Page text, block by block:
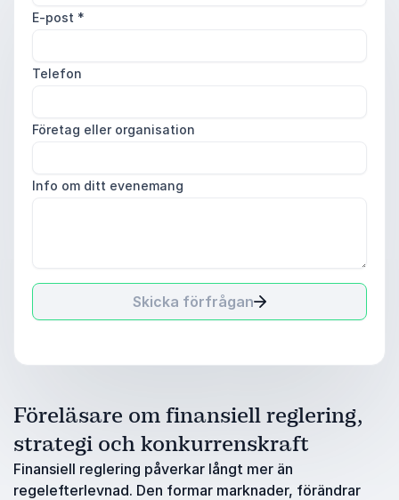
E-post *
Telefon
Företag eller organisation
Info om ditt evenemang
Skicka förfrågan
Föreläsare om finansiell reglering,
strategi och konkurrenskraft
Finansiell reglering påverkar långt mer än
regelefterlevnad. Den formar marknader, förändrar